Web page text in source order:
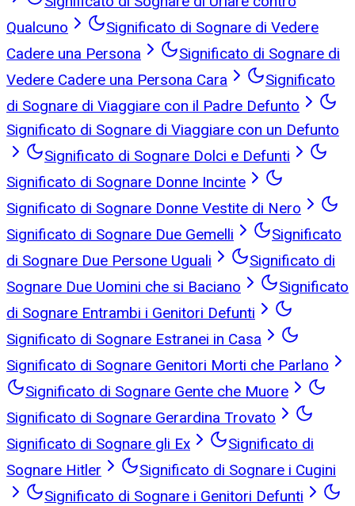
Qualcuno
Significato di Sognare di Vedere
Cadere una Persona
Significato di Sognare di
Vedere Cadere una Persona Cara
Significato
di Sognare di Viaggiare con il Padre Defunto
Significato di Sognare di Viaggiare con un Defunto
Significato di Sognare Dolci e Defunti
Significato di Sognare Donne Incinte
Significato di Sognare Donne Vestite di Nero
Significato di Sognare Due Gemelli
Significato
di Sognare Due Persone Uguali
Significato di
Sognare Due Uomini che si Baciano
Significato
di Sognare Entrambi i Genitori Defunti
Significato di Sognare Estranei in Casa
Significato di Sognare Genitori Morti che Parlano
Significato di Sognare Gente che Muore
Significato di Sognare Gerardina Trovato
Significato di Sognare gli Ex
Significato di
Sognare Hitler
Significato di Sognare i Cugini
Significato di Sognare i Genitori Defunti